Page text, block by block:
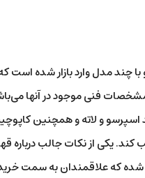
چند مدل وارد بازار شده است
فنی موجود در آنها
و لاته و همچنین
یکی از نکات جالب درباره
که علاقمندان به سمت خرید